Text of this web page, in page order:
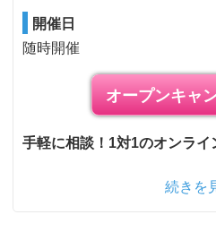
開催日
随時開催
オープンキャ
手軽に相談！1対1のオンライ
続きを